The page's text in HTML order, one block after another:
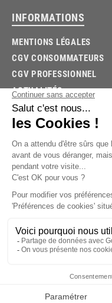
© 2026 -KPX
INFORMATIONS
MENTIONS LÉGALES
CGV CONSOMMATEURS
CGV PROFESSIONNEL
ACTUALITÉS